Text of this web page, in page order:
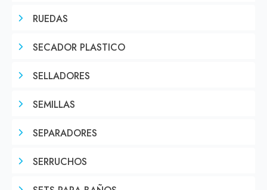
RUEDAS
SECADOR PLASTICO
SELLADORES
SEMILLAS
SEPARADORES
SERRUCHOS